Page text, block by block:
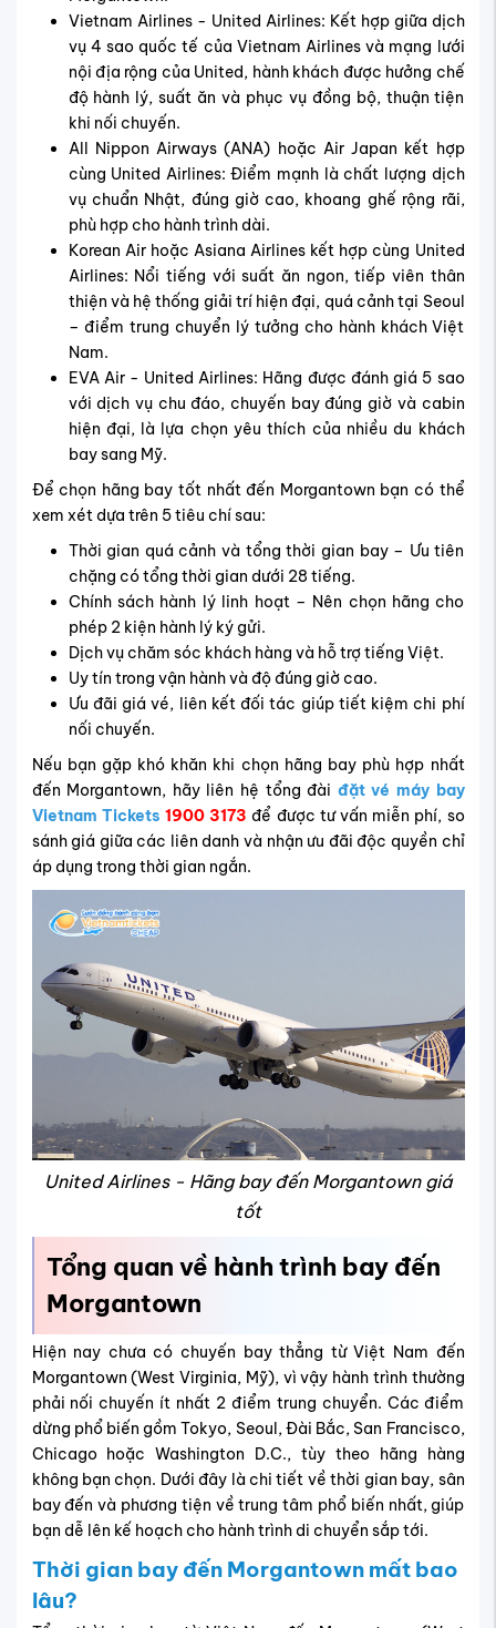
Vietnam Airlines - United Airlines: Kết hợp giữa dịch
vụ 4 sao quốc tế của Vietnam Airlines và mạng lưới
nội địa rộng của United, hành khách được hưởng chế
độ hành lý, suất ăn và phục vụ đồng bộ, thuận tiện
khi nối chuyến.
All Nippon Airways (ANA) hoặc Air Japan kết hợp
cùng United Airlines: Điểm mạnh là chất lượng dịch
vụ chuẩn Nhật, đúng giờ cao, khoang ghế rộng rãi,
phù hợp cho hành trình dài.
Korean Air hoặc Asiana Airlines kết hợp cùng United
Airlines: Nổi tiếng với suất ăn ngon, tiếp viên thân
thiện và hệ thống giải trí hiện đại, quá cảnh tại Seoul
– điểm trung chuyển lý tưởng cho hành khách Việt
Nam.
EVA Air - United Airlines: Hãng được đánh giá 5 sao
với dịch vụ chu đáo, chuyến bay đúng giờ và cabin
hiện đại, là lựa chọn yêu thích của nhiều du khách
bay sang Mỹ.
Để chọn hãng bay tốt nhất đến Morgantown bạn có thể
xem xét dựa trên 5 tiêu chí sau:
Thời gian quá cảnh và tổng thời gian bay – Ưu tiên
chặng có tổng thời gian dưới 28 tiếng.
Chính sách hành lý linh hoạt – Nên chọn hãng cho
phép 2 kiện hành lý ký gửi.
Dịch vụ chăm sóc khách hàng và hỗ trợ tiếng Việt.
Uy tín trong vận hành và độ đúng giờ cao.
Ưu đãi giá vé, liên kết đối tác giúp tiết kiệm chi phí
nối chuyến.
Nếu bạn gặp khó khăn khi chọn hãng bay phù hợp nhất
đến Morgantown, hãy liên hệ tổng đài đặt vé máy bay
Vietnam Tickets 1900 3173 để được tư vấn miễn phí, so
sánh giá giữa các liên danh và nhận ưu đãi độc quyền chỉ
áp dụng trong thời gian ngắn.
United Airlines - Hãng bay đến Morgantown giá
tốt
Tổng quan về hành trình bay đến
Morgantown
Hiện nay chưa có chuyến bay thẳng từ Việt Nam đến
Morgantown (West Virginia, Mỹ), vì vậy hành trình thường
phải nối chuyến ít nhất 2 điểm trung chuyển. Các điểm
dừng phổ biến gồm Tokyo, Seoul, Đài Bắc, San Francisco,
Chicago hoặc Washington D.C., tùy theo hãng hàng
không bạn chọn. Dưới đây là chi tiết về thời gian bay, sân
bay đến và phương tiện về trung tâm phổ biến nhất, giúp
bạn dễ lên kế hoạch cho hành trình di chuyển sắp tới.
Thời gian bay đến Morgantown mất bao
lâu?